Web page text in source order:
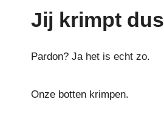
Jij krimpt dus
Pardon? Ja het is echt zo.
Onze botten krimpen.